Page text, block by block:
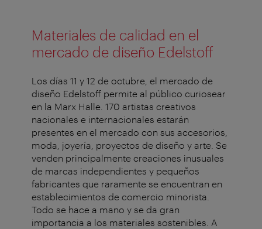
Materiales de calidad en el
mercado de diseño Edelstoff
Los días 11 y 12 de octubre, el mercado de
diseño Edelstoff permite al público curiosear
en la Marx Halle. 170 artistas creativos
nacionales e internacionales estarán
presentes en el mercado con sus accesorios,
moda, joyería, proyectos de diseño y arte. Se
venden principalmente creaciones inusuales
de marcas independientes y pequeños
fabricantes que raramente se encuentran en
establecimientos de comercio minorista.
Todo se hace a mano y se da gran
importancia a los materiales sostenibles. A